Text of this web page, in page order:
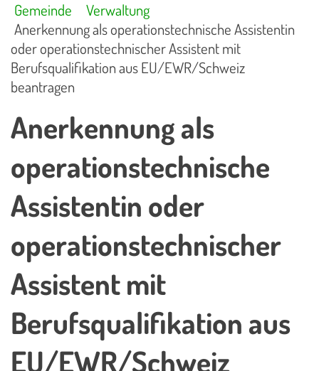
Gemeinde
Verwaltung
Anerkennung als operationstechnische Assistentin
oder operationstechnischer Assistent mit
Berufsqualifikation aus EU/EWR/Schweiz
beantragen
Anerkennung als
operationstechnische
Assistentin oder
operationstechnischer
Assistent mit
Berufsqualifikation aus
EU/EWR/Schweiz